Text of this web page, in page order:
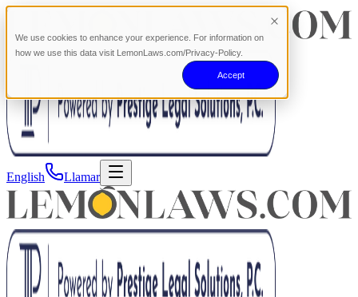
We use cookies to enhance your experience. For information on
how we use this data visit LemonLaws.com/Privacy-Policy.
Accept
English Llamar